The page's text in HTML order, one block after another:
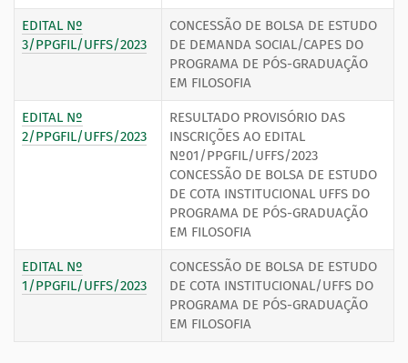
EDITAL Nº
3/PPGFIL/UFFS/2023
CONCESSÃO DE BOLSA DE ESTUDO
DE DEMANDA SOCIAL/CAPES DO
PROGRAMA DE PÓS-GRADUAÇÃO
EM FILOSOFIA
EDITAL Nº
2/PPGFIL/UFFS/2023
RESULTADO PROVISÓRIO DAS
INSCRIÇÕES AO EDITAL
Nº01/PPGFIL/UFFS/2023
CONCESSÃO DE BOLSA DE ESTUDO
DE COTA INSTITUCIONAL UFFS DO
PROGRAMA DE PÓS-GRADUAÇÃO
EM FILOSOFIA
EDITAL Nº
1/PPGFIL/UFFS/2023
CONCESSÃO DE BOLSA DE ESTUDO
DE COTA INSTITUCIONAL/UFFS DO
PROGRAMA DE PÓS-GRADUAÇÃO
EM FILOSOFIA